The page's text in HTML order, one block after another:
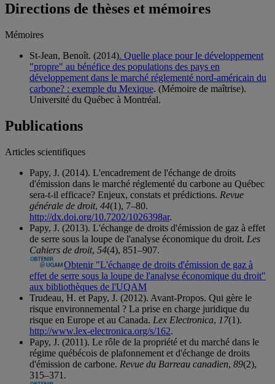
Directions de thèses et mémoires
Mémoires
St-Jean, Benoît. (2014). Quelle place pour le développement
"propre" au bénéfice des populations des pays en
développement dans le marché réglementé nord-américain du
carbone? : exemple du Mexique. (Mémoire de maîtrise).
Université du Québec à Montréal.
Publications
Articles scientifiques
Papy, J. (2014). L'encadrement de l'échange de droits
d'émission dans le marché réglementé du carbone au Québec
sera-t-il efficace? Enjeux, constats et prédictions. Revue
générale de droit, 44(1), 7–80.
http://dx.doi.org/10.7202/1026398ar.
Papy, J. (2013). L'échange de droits d'émission de gaz à effet
de serre sous la loupe de l'analyse économique du droit. Les
Cahiers de droit, 54(4), 851–907.
Obtenir "L'échange de droits d'émission de gaz à
effet de serre sous la loupe de l'analyse économique du droit"
aux bibliothèques de l'UQAM
Trudeau, H. et Papy, J. (2012). Avant-Propos. Qui gère le
risque environnemental ? La prise en charge juridique du
risque en Europe et au Canada. Lex Electronica, 17(1).
http://www.lex-electronica.org/s/162.
Papy, J. (2011). Le rôle de la propriété et du marché dans le
régime québécois de plafonnement et d'échange de droits
d'émission de carbone. Revue du Barreau canadien, 89(2),
315–371.